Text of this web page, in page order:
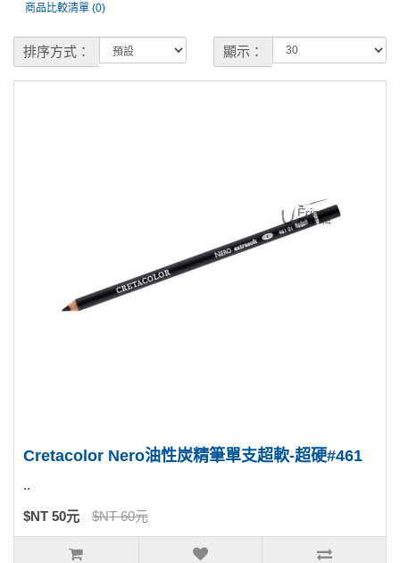
商品比較清單 (0)
排序方式： 顯示：
Cretacolor Nero油性炭精筆單支超軟-超硬#461
..
$NT 50元 $NT 60元